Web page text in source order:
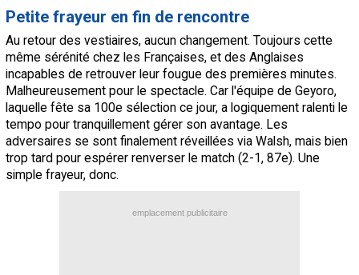
Petite frayeur en fin de rencontre
Au retour des vestiaires, aucun changement. Toujours cette
même sérénité chez les Françaises, et des Anglaises
incapables de retrouver leur fougue des premières minutes.
Malheureusement pour le spectacle. Car l'équipe de Geyoro,
laquelle fête sa 100e sélection ce jour, a logiquement ralenti le
tempo pour tranquillement gérer son avantage. Les
adversaires se sont finalement réveillées via Walsh, mais bien
trop tard pour espérer renverser le match (2-1, 87e). Une
simple frayeur, donc.
emplacement publicitaire